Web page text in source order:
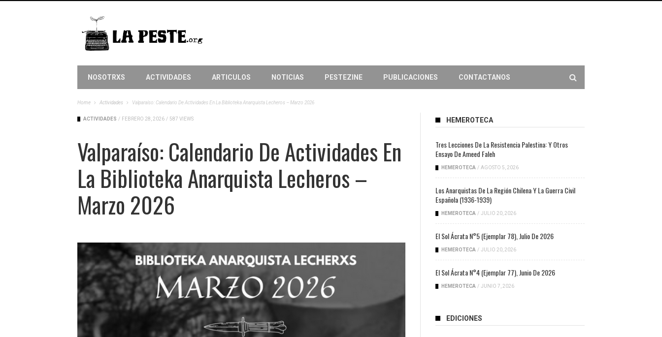
NOSOTRXS ACTIVIDADES ARTICULOS NOTICIAS PESTEZINE PUBLICACIONES CONTACTANOS
Home Actividades Valparaíso: Calendario De Actividades En La Biblioteka Anarquista Lecheros – Marzo 2026
ACTIVIDADES / FEBRERO 28, 2026 / 587 VIEWS
Valparaíso: Calendario De Actividades En
La Biblioteka Anarquista Lecheros –
Marzo 2026
HEMEROTECA
Tres Lecciones De La Resistencia Palestina: Y Otros
Ensayo De Ameed Faleh
HEMEROTECA / AGOSTO 5, 2026
Los Anarquistas De La Región Chilena Y La Guerra Civil
Española (1936-1939)
HEMEROTECA / JULIO 20, 2026
El Sol Ácrata N°5 (ejemplar 78), Julio De 2026
HEMEROTECA / JULIO 20, 2026
El Sol Ácrata N°4 (ejemplar 77), Junio De 2026
HEMEROTECA / JUNIO 7, 2026
EDICIONES